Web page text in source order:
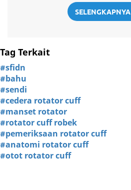
SELENGKAPNYA
Tag Terkait
#sfidn
#bahu
#sendi
#cedera rotator cuff
#manset rotator
#rotator cuff robek
#pemeriksaan rotator cuff
#anatomi rotator cuff
#otot rotator cuff